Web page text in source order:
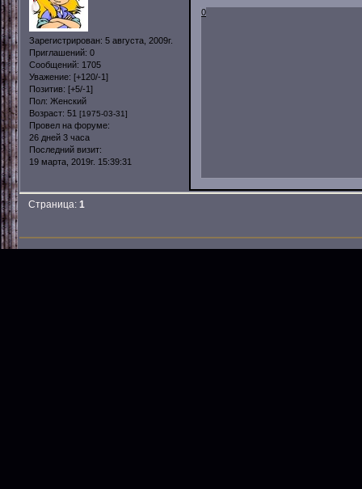
Зарегистрирован: 5 августа, 2009г.
Приглашений: 0
Сообщений: 1705
Уважение: [+120/-1]
Позитив: [+5/-1]
Пол: Женский
Возраст: 51 [1975-03-31]
Провел на форуме:
26 дней 3 часа
Последний визит:
19 марта, 2019г. 15:39:31
0
Страница:1